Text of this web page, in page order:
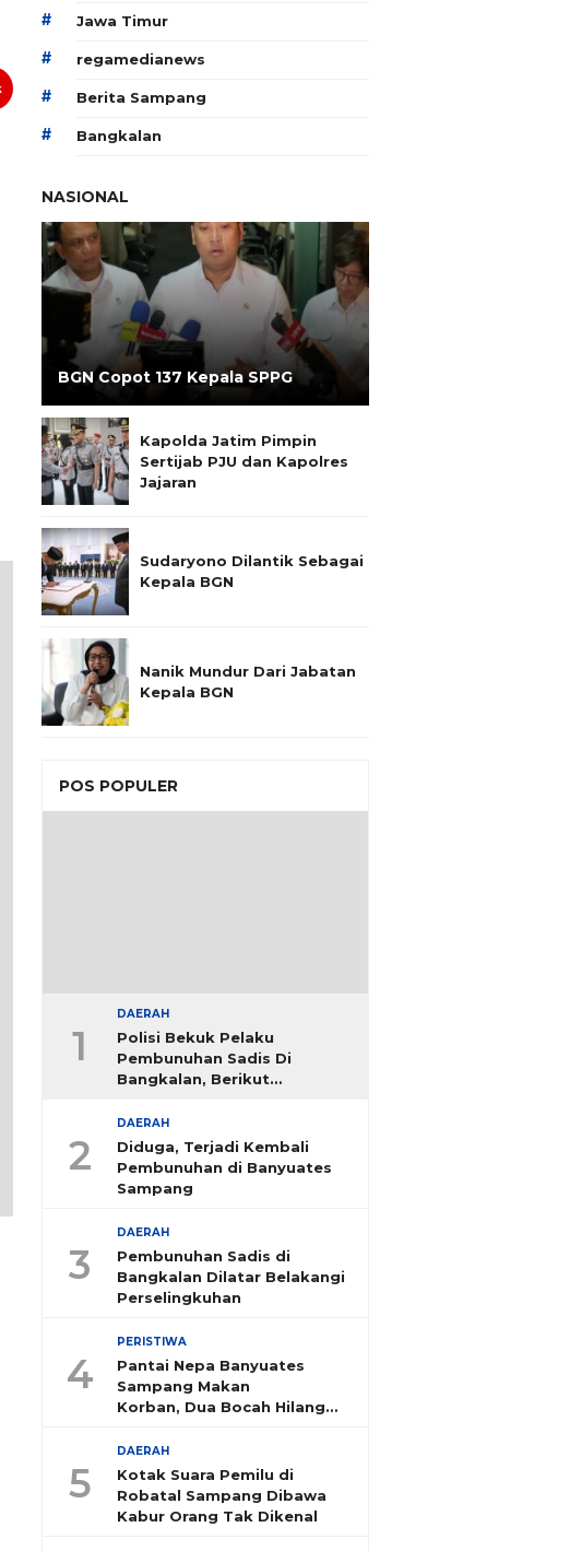
# Jawa Timur
# regamedianews
# Berita Sampang
# Bangkalan
NASIONAL
BGN Copot 137 Kepala SPPG
Kapolda Jatim Pimpin
Sertijab PJU dan Kapolres
Jajaran
Sudaryono Dilantik Sebagai
Kepala BGN
Nanik Mundur Dari Jabatan
Kepala BGN
POS POPULER
1
DAERAH
Polisi Bekuk Pelaku
Pembunuhan Sadis Di
Bangkalan, Berikut
2
DAERAH
Diduga, Terjadi Kembali
Pembunuhan di Banyuates
Sampang
3
DAERAH
Pembunuhan Sadis di
Bangkalan Dilatar Belakangi
Perselingkuhan
4
PERISTIWA
Pantai Nepa Banyuates
Sampang Makan
Korban, Dua Bocah Hilang
5
DAERAH
Kotak Suara Pemilu di
Robatal Sampang Dibawa
Kabur Orang Tak Dikenal